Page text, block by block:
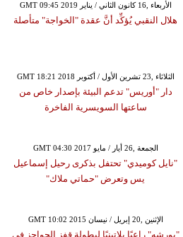
GMT 09:45 2019 الأربعاء ,16 كانون الثاني / يناير
هلال النقبي يُؤكِّد أنَّ عقدة "الخواجة" متأصلة
GMT 18:21 2018 الثلاثاء ,23 تشرين الأول / أكتوبر
دار "أوريس" تدعم البيئة بإصدار خاص من
ساعتها السويسرية الفاخرة
GMT 04:30 2017 الجمعة ,26 أيار / مايو
"نايل كوميدي" تحتفل بذكرى رحيل إسماعيل
يس وتعرض "حماتي ملاك"
GMT 10:02 2015 الإثنين ,20 إبريل / نيسان
"بورشه" راعيًا بلاتينيًا لبطولة قفز الحواجز في